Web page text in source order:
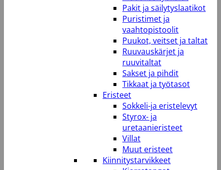
Pakit ja säilytyslaatikot
Puristimet ja
vaahtopistoolit
Puukot, veitset ja taltat
Ruuvauskärjet ja
ruuvitaltat
Sakset ja pihdit
Tikkaat ja työtasot
Eristeet
Sokkeli-ja eristelevyt
Styrox- ja
uretaanieristeet
Villat
Muut eristeet
Kiinnitystarvikkeet